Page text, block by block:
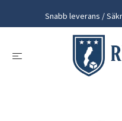
Snabb leverans /